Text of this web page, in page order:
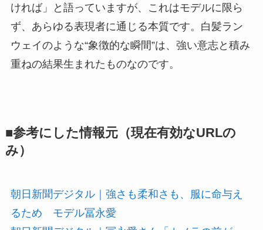
ければ」と語っていますが、これはモデルに限ら
ず、あらゆる表現者に通じる本質です。白髪ラン
ウェイのような“象徴的な瞬間”は、強い意志と積み
重ねの結果生まれたものなのです。
■参考にした情報元（現在有効なURLの
み）
朝日新聞デジタル｜強さも柔和さも、服に命与え
るため モデル冨永愛